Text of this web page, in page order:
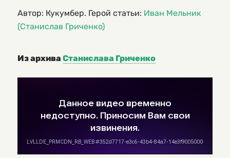
Автор: Кукумбер. Герой статьи: Иван Мельник
(Станислав Гриченко)
Из архива Станислава Гриченко